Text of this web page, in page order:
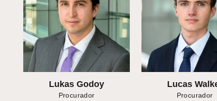
Lukas Godoy
Procurador
Lucas
Procurador